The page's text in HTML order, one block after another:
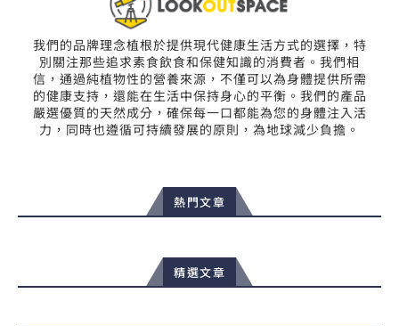
我們的品牌理念植根於提供現代健康生活方式的選擇，特
別關注那些追求素食飲食和保健知識的消費者。我們相
信，通過純植物性的營養來源，不僅可以為身體提供所需
的健康支持，還能在生活中保持身心的平衡。我們的產品
嚴選優質的天然成分，確保每一口都能為您的身體注入活
力，同時也遵循可持續發展的原則，為地球減少負擔。
熱門文章
精選文章